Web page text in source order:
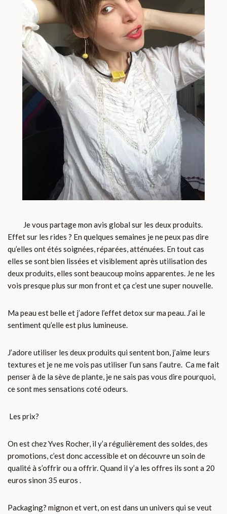
Je vous partage mon avis global sur les deux produits.
Effet sur les rides ? En quelques semaines je ne peux pas dire
qu’elles ont étés soignées, réparées, atténuées. En tout cas
elles se sont bien lissées et visiblement après utilisation des
deux produits, elles sont beaucoup moins apparentes. Je ne les
vois presque plus sur mon front et ça c’est une super nouvelle.
Ma peau est belle et j’adore l’effet detox sur ma peau. J’ai le
sentiment qu’elle est plus lumineuse.
J’adore utiliser les deux produits qui sentent bon, j’aime leurs
textures et je ne me vois pas utiliser l’un sans l’autre. Ca me fait
penser à de la sève de plante, je ne sais pas vous dire pourquoi,
ce sont mes sensations coté odeurs.
Les prix?
On est chez Yves Rocher, il y’a régulièrement des soldes, des
promotions, c’est donc accessible et on découvre un soin de
qualité à s’offrir ou a offrir. Quand il y’a les offres ils sont a 20
euros sinon 35 euros .
Packaging? mignon et vert, on est dans un univers qui se veut